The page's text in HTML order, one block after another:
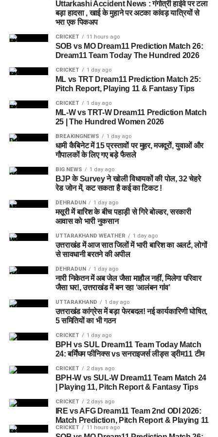
आवेदन कर सकते हैं।
ऑनलाइन पोर्टल के माध्यम से करना होगा
सभी इच्छुक अभ्यर्थियों को विभाग की ओर से निर्धारित ऑनलाइन पोर्टल के
माध्यम से आवेदन करना होगा। आवेदन भरते समय सभी जरूरी दस्तावेज
और जानकारी सही तरीके से दर्ज करना आवश्यक होगा।
शैक्षणिक योग्यता (Educational
Qualification)
उत्तराखंड आंगनबाड़ी भर्ती में कार्यकर्त्री और सहायिका के पदों के लिए
शैक्षणिक योग्यता संबंधित पद और जिले के अनुसार निर्धारित की गई है।
इसलिए आवेदन करने से पहले उम्मीदवारों को अपने जिले की आधिकारिक
भर्ती अधिसूचना का अध्ययन करना चाहिए।
1. अभ्यर्थी ने किसी मान्यता प्राप्त बोर्ड या संस्थान से निर्धारित
शैक्षणिक योग्यता प्राप्त की हो।
2. अलग-अलग पदों के लिए न्यूनतम शैक्षणिक योग्यता भिन्न हो
सकती है।
3. आवेदन के समय सभी आवश्यक शैक्षणिक प्रमाण पत्र उपलब्ध
होना अनिवार्य है।
4. विस्तृत पात्रता और अन्य शर्तों की जानकारी संबंधित जिले की
आधिकारिक अधिसूचना में दी गई है।
निवास संबंधी पात्रता (Residence
Eligibility)
इस भर्ती में स्थानीय महिला अभ्यर्थियों को प्राथमिकता दी जाएगी।
उम्मीदवार का संबंधित क्षेत्र का निवासी होना पात्रता की महत्वपूर्ण शर्तों में
शामिल है।
1. केवल उत्तराखंड की पात्र महिला अभ्यर्थी ही आवेदन कर
सकेंगी।
आरक्षण संबंधी प्रमाणपत्र
स्थायी निवास प्रमाणपत्र
पर्वतीय क्षेत्र का प्रमाणपत्र (यदि छूट का दावा किया हो)
पूर्व सैनिकों के लिए डिस्चार्ज प्रमाणपत्र
सरकारी सेवा में कार्यरत अभ्यर्थियों के लिए विभागीय अनापत्ति/सेवा
प्रमाणपत्र
नाम या अन्य विवरण में अंतर होने पर स्वघोषणा पत्र
पहचान के लिए आधार कार्ड, वोटर आईडी या ड्राइविंग लाइसेंस में
से कोई एक मूल दस्तावेज
पासपोर्ट आकार के दो नवीनतम फोटो
साक्षात्कार शुल्क भी जमा करना होगा
इंटरव्यू से पहले अभ्यर्थियों को आयोग कार्यालय में निर्धारित शुल्क जमा करना
होगा। सामान्य, ओबीसी और ईडब्ल्यूएस वर्ग के उम्मीदवारों के लिए शुल्क 80
रुपये, जबकि एससी और एसटी वर्ग के अभ्यर्थियों के लिए 30 रुपये निर्धारित
Uttarkashi Accident News : गंगोत्री हाईवे पर टला
बड़ा हादसा , खाई के मुहाने पर अटका कांवड़ यात्रियों से
भरा एक पिकअप
CRICKET 11 hours ago
SOB vs MO Dream11 Prediction Match 26:
Dream11 Team Today The Hundred 2026
CRICKET 1 day ago
ML vs TRT Dream11 Prediction Match 25:
Pitch Report, Playing 11 & Fantasy Tips
CRICKET 1 day ago
ML-W vs TRT-W Dream11 Prediction Match
25 | The Hundred Women 2026
BREAKINGNEWS 1 day ago
धामी कैबिनेट में 15 प्रस्तावों पर मुहर, मजदूरों, युवाओं और
गौपालकों के लिए गए बड़े फैसले
BIG NEWS 1 day ago
BJP के Survey ने खोली विधायकों की पोल, 32 चेहरे
रेड जोन में, कट सकता है कई का टिकट !
DEHRADUN 1 day ago
मसूरी में बारिश के बीच पहाड़ी से गिरे बोल्डर, सरकारी
आवास को भारी नुकसान
UTTARAKHAND WEATHER 1 day ago
उत्तराखंड में आज सात जिलों में भारी बारिश का अलर्ट, लोगों
से सावधानी बरतने की अपील
DEHRADUN 1 day ago
नारी निकेतन में अब जेल जैसा माहौल नहीं, मिलेगा परिवार
जैसा घर!, उत्तराखंड में बन रहा ‘आलंबन गांव’
UTTARAKHAND 1 day ago
उत्तराखंड कांग्रेस में बड़ा फेरबदल! नई कार्यकारिणी घोषित,
5 समितियों का भी गठन
CRICKET 1 day ago
BPH vs SUL Dream11 Team Today Match
24: बर्मिंघम फीनिक्स vs सनराइजर्स लीड्स ड्रीम11 टीम
CRICKET 2 days ago
BPH-W vs SUL-W Dream11 Team Match 24
| Playing 11, Pitch Report & Fantasy Tips
CRICKET 2 days ago
IRE vs AFG Dream11 Team 2nd ODI 2026:
Match Prediction, Pitch Report & Playing 11
CRICKET 11 hours ago